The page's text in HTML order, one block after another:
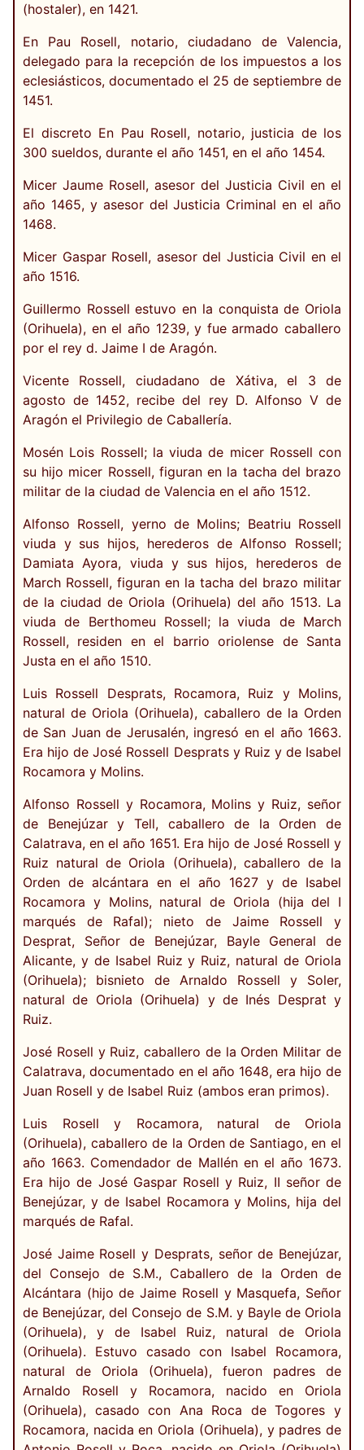
(hostaler), en 1421.
En Pau Rosell, notario, ciudadano de Valencia,
delegado para la recepción de los impuestos a los
eclesiásticos, documentado el 25 de septiembre de
1451.
El discreto En Pau Rosell, notario, justicia de los
300 sueldos, durante el año 1451, en el año 1454.
Micer Jaume Rosell, asesor del Justicia Civil en el
año 1465, y asesor del Justicia Criminal en el año
1468.
Micer Gaspar Rosell, asesor del Justicia Civil en el
año 1516.
Guillermo Rossell estuvo en la conquista de Oriola
(Orihuela), en el año 1239, y fue armado caballero
por el rey d. Jaime I de Aragón.
Vicente Rossell, ciudadano de Xátiva, el 3 de
agosto de 1452, recibe del rey D. Alfonso V de
Aragón el Privilegio de Caballería.
Mosén Lois Rossell; la viuda de micer Rossell con
su hijo micer Rossell, figuran en la tacha del brazo
militar de la ciudad de Valencia en el año 1512.
Alfonso Rossell, yerno de Molins; Beatriu Rossell
viuda y sus hijos, herederos de Alfonso Rossell;
Damiata Ayora, viuda y sus hijos, herederos de
March Rossell, figuran en la tacha del brazo militar
de la ciudad de Oriola (Orihuela) del año 1513. La
viuda de Berthomeu Rossell; la viuda de March
Rossell, residen en el barrio oriolense de Santa
Justa en el año 1510.
Luis Rossell Desprats, Rocamora, Ruiz y Molins,
natural de Oriola (Orihuela), caballero de la Orden
de San Juan de Jerusalén, ingresó en el año 1663.
Era hijo de José Rossell Desprats y Ruiz y de Isabel
Rocamora y Molins.
Alfonso Rossell y Rocamora, Molins y Ruiz, señor
de Benejúzar y Tell, caballero de la Orden de
Calatrava, en el año 1651. Era hijo de José Rossell y
Ruiz natural de Oriola (Orihuela), caballero de la
Orden de alcántara en el año 1627 y de Isabel
Rocamora y Molins, natural de Oriola (hija del I
marqués de Rafal); nieto de Jaime Rossell y
Desprat, Señor de Benejúzar, Bayle General de
Alicante, y de Isabel Ruiz y Ruiz, natural de Oriola
(Orihuela); bisnieto de Arnaldo Rossell y Soler,
natural de Oriola (Orihuela) y de Inés Desprat y
Ruiz.
José Rosell y Ruiz, caballero de la Orden Militar de
Calatrava, documentado en el año 1648, era hijo de
Juan Rosell y de Isabel Ruiz (ambos eran primos).
Luis Rosell y Rocamora, natural de Oriola
(Orihuela), caballero de la Orden de Santiago, en el
año 1663. Comendador de Mallén en el año 1673.
Era hijo de José Gaspar Rosell y Ruiz, II señor de
Benejúzar, y de Isabel Rocamora y Molins, hija del
marqués de Rafal.
José Jaime Rosell y Desprats, señor de Benejúzar,
del Consejo de S.M., Caballero de la Orden de
Alcántara (hijo de Jaime Rosell y Masquefa, Señor
de Benejúzar, del Consejo de S.M. y Bayle de Oriola
(Orihuela), y de Isabel Ruiz, natural de Oriola
(Orihuela). Estuvo casado con Isabel Rocamora,
natural de Oriola (Orihuela), fueron padres de
Arnaldo Rosell y Rocamora, nacido en Oriola
(Orihuela), casado con Ana Roca de Togores y
Rocamora, nacida en Oriola (Orihuela), y padres de